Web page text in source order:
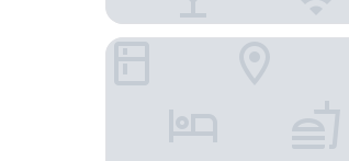
Stammershalle Badehotel & Spa